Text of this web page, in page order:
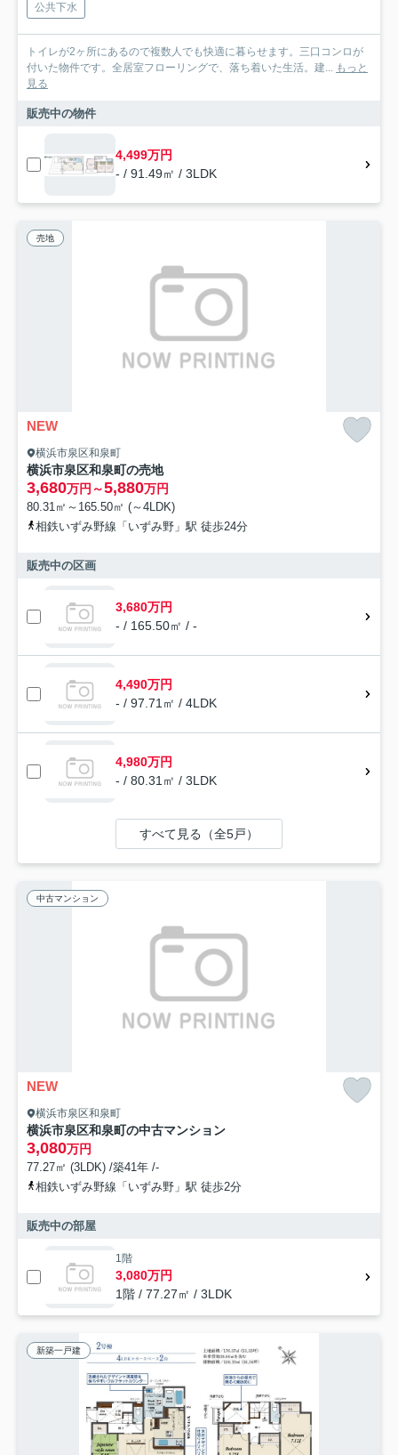
公共下水
トイレが2ヶ所にあるので複数人でも快適に暮らせます。三口コンロが
付いた物件です。全居室フローリングで、落ち着いた生活。建... もっと
見る
販売中の物件
4,499万円
- / 91.49㎡ / 3LDK
売地
NEW
横浜市泉区和泉町
横浜市泉区和泉町の売地
3,680万円～5,880万円
80.31㎡～165.50㎡ (～4LDK)
相鉄いずみ野線「いずみ野」駅 徒歩24分
販売中の区画
3,680万円
- / 165.50㎡ / -
4,490万円
- / 97.71㎡ / 4LDK
4,980万円
- / 80.31㎡ / 3LDK
すべて見る（全5戸）
中古マンション
NEW
横浜市泉区和泉町
横浜市泉区和泉町の中古マンション
3,080万円
77.27㎡ (3LDK) /築41年 /-
相鉄いずみ野線「いずみ野」駅 徒歩2分
販売中の部屋
1階
3,080万円
1階 / 77.27㎡ / 3LDK
新築一戸建